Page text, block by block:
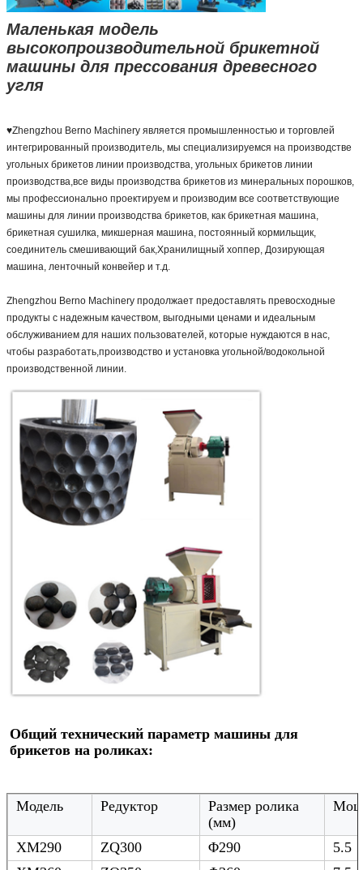
Маленькая модель
высокопроизводительной брикетной
машины для прессования древесного
угля
♥Zhengzhou Berno Machinery является промышленностью и торговлей
интегрированный производитель, мы специализируемся на производстве
угольных брикетов линии производства, угольных брикетов линии
производства,все виды производства брикетов из минеральных порошков,
мы профессионально проектируем и производим все соответствующие
машины для линии производства брикетов, как брикетная машина,
брикетная сушилка, микшерная машина, постоянный кормильщик,
соединитель смешивающий бак,Хранилищный хоппер, Дозирующая
машина, ленточный конвейер и т.д.
Zhengzhou Berno Machinery продолжает предоставлять превосходные
продукты с надежным качеством, выгодными ценами и идеальным
обслуживанием для наших пользователей, которые нуждаются в нас,
чтобы разработать,производство и установка угольной/водокольной
производственной линии.
Общий технический параметр машины для
брикетов на роликах:
Модель Редуктор
Размер ролика
(мм)
XM290 ZQ300 Φ290
5.5